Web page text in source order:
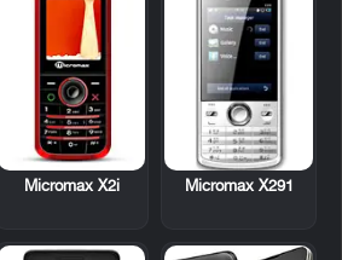
Micromax X291
Micromax X2i